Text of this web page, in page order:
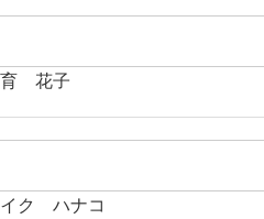
花子
ク ハナコ